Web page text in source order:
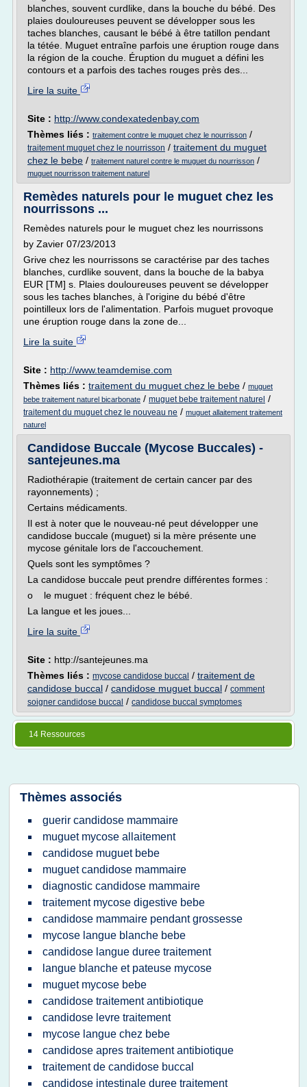
blanches, souvent curdlike, dans la bouche du bébé. Des
plaies douloureuses peuvent se développer sous les
taches blanches, causant le bébé à être tatillon pendant
la tétée. Muguet entraîne parfois une éruption rouge dans
la région de la couche. Éruption du muguet a défini les
contours et a parfois des taches rouges près des...
Lire la suite
Site : http://www.condexatedenbay.com
Thèmes liés : traitement contre le muguet chez le nourrisson /
traitement muguet chez le nourrisson / traitement du muguet
chez le bebe / traitement naturel contre le muguet du nourrisson /
muguet nourrisson traitement naturel
Remèdes naturels pour le muguet chez les
nourrissons ...
Remèdes naturels pour le muguet chez les nourrissons
by Zavier 07/23/2013
Grive chez les nourrissons se caractérise par des taches
blanches, curdlike souvent, dans la bouche de la babya
EUR [TM] s. Plaies douloureuses peuvent se développer
sous les taches blanches, à l'origine du bébé d'être
pointilleux lors de l'alimentation. Parfois muguet provoque
une éruption rouge dans la zone de...
Lire la suite
Site : http://www.teamdemise.com
Thèmes liés : traitement du muguet chez le bebe / muguet
bebe traitement naturel bicarbonate / muguet bebe traitement naturel /
traitement du muguet chez le nouveau ne / muguet allaitement traitement
naturel
Candidose Buccale (Mycose Buccales) -
santejeunes.ma
Radiothérapie (traitement de certain cancer par des
rayonnements) ;
Certains médicaments.
Il est à noter que le nouveau-né peut développer une
candidose buccale (muguet) si la mère présente une
mycose génitale lors de l'accouchement.
Quels sont les symptômes ?
La candidose buccale peut prendre différentes formes :
o le muguet : fréquent chez le bébé.
La langue et les joues...
Lire la suite
Site : http://santejeunes.ma
Thèmes liés : mycose candidose buccal / traitement de
candidose buccal / candidose muguet buccal / comment
soigner candidose buccal / candidose buccal symptomes
14 Ressources
Thèmes associés
guerir candidose mammaire
muguet mycose allaitement
candidose muguet bebe
muguet candidose mammaire
diagnostic candidose mammaire
traitement mycose digestive bebe
candidose mammaire pendant grossesse
mycose langue blanche bebe
candidose langue duree traitement
langue blanche et pateuse mycose
muguet mycose bebe
candidose traitement antibiotique
candidose levre traitement
mycose langue chez bebe
candidose apres traitement antibiotique
traitement de candidose buccal
candidose intestinale duree traitement